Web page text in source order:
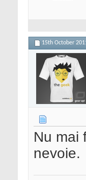
15th October
Nu mai
nevoie.